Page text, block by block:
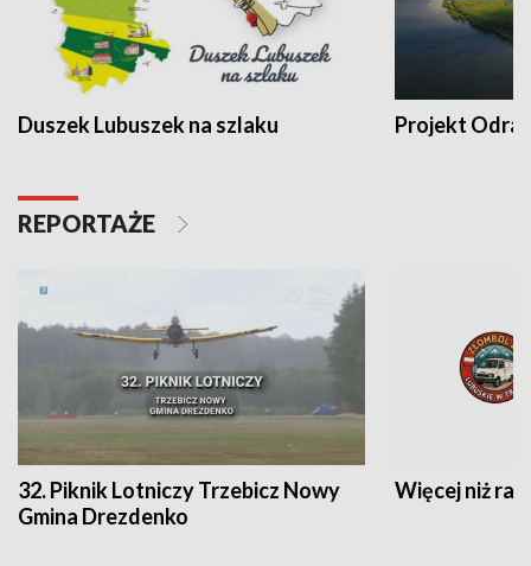
Duszek Lubuszek na szlaku Projekt Odra
REPORTAŻE
32. Piknik Lotniczy Trzebicz Nowy
Gmina Drezdenko
Więcej niż rajd